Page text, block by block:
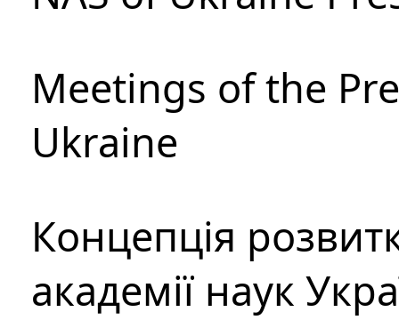
Meetings of the
Ukraine
Концепція
академії наук